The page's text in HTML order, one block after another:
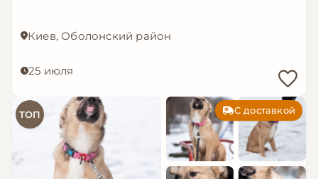
Киев, Оболонский район
25 июля
ТОП С доставкой